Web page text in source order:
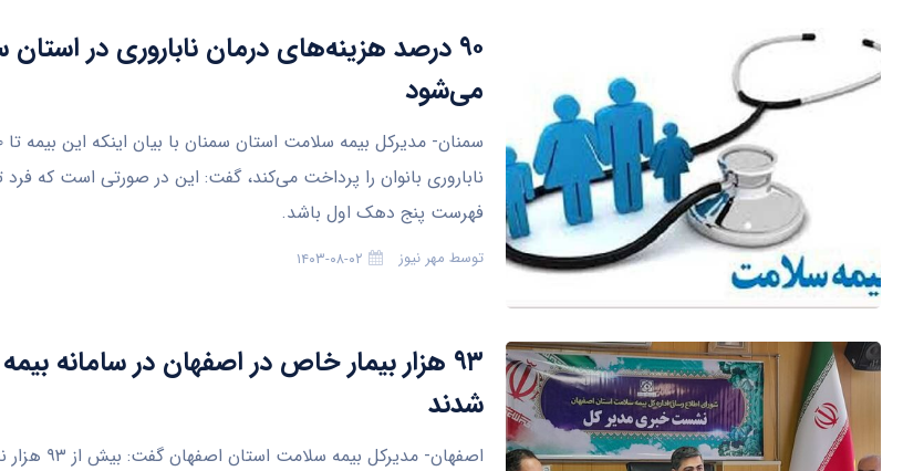
۹۰ درصد هزینه‌های درمان ناباروری در
می‌شود
فهرست پنج دهک اول باشد.
توسط مهر نیوز ۱۴۰۳-۰۸-۰۲
۹۳ هزار بیمار خاص در اصفهان در سامانه
شدند
اصفهان-